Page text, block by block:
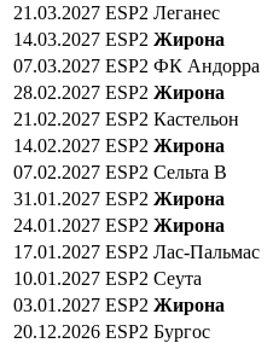
21.03.2027 ESP2 Леганес
14.03.2027 ESP2 Жирона
07.03.2027 ESP2 ФК Андорра
28.02.2027 ESP2 Жирона
21.02.2027 ESP2 Кастельон
14.02.2027 ESP2 Жирона
07.02.2027 ESP2 Сельта В
31.01.2027 ESP2 Жирона
24.01.2027 ESP2 Жирона
17.01.2027 ESP2 Лас-Пальмас
10.01.2027 ESP2 Сеута
03.01.2027 ESP2 Жирона
20.12.2026 ESP2 Бургос